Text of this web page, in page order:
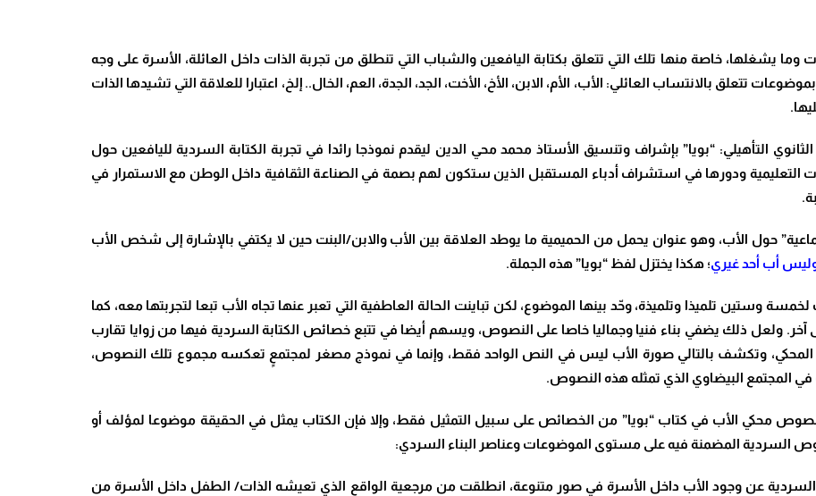
وما يشغلها، خاصة منها تلك التي تتعلق بكتابة اليافعين والشباب التي تنطلق من تجربة الذات داخل العائلة، الأسرة على وجه
تتعلق بالانتساب العائلي: الأب، الأم، الابن، الأخ، الأخت، الجد، الجدة، العم، الخال.. إلخ، اعتبارا للعلاقة التي تشيدها الذات
الثانوي التأهيلي: “بويا” بإشراف وتنسيق الأستاذ محمد محي الدين ليقدم نموذجا رائدا في تجربة الكتابة السردية لليافعين حول
التعليمية ودورها في استشراف أدباء المستقبل الذين ستكون لهم بصمة في الصناعة الثقافية داخل الوطن مع الاستمرار في
حول الأب، وهو عنوان يحمل من الحميمية ما يوطد العلاقة بين الأب والابن/البنت حين لا يكتفي بالإشارة إلى شخص الأب
وليس أب أحد غيري؛ هكذا يختزل لفظ “بويا” هذه الجملة.
تلميذا وتلميذة، وحّد بينها الموضوع، لكن تباينت الحالة العاطفية التي تعبر عنها تجاه الأب تبعا لتجربتها معه، كما
ولعل ذلك يضفي بناء فنيا وجماليا خاصا على النصوص، ويسهم أيضا في تتبع خصائص الكتابة السردية فيها من زوايا تقارب
المحكي، وتكشف بالتالي صورة الأب ليس في النص الواحد فقط، وإنما في نموذج مصغر لمجتمعٍ تعكسه مجموع تلك النصوص،
في المجتمع البيضاوي الذي تمثله هذه النصوص.
محكي الأب في كتاب “بويا” من الخصائص على سبيل التمثيل فقط، وإلا فإن الكتاب يمثل في الحقيقة موضوعا لمؤلف أو
السردية المضمنة فيه على مستوى الموضوعات وعناصر البناء السردي:
السردية عن وجود الأب داخل الأسرة في صور متنوعة، انطلقت من مرجعية الواقع الذي تعيشه الذات/ الطفل داخل الأسرة من